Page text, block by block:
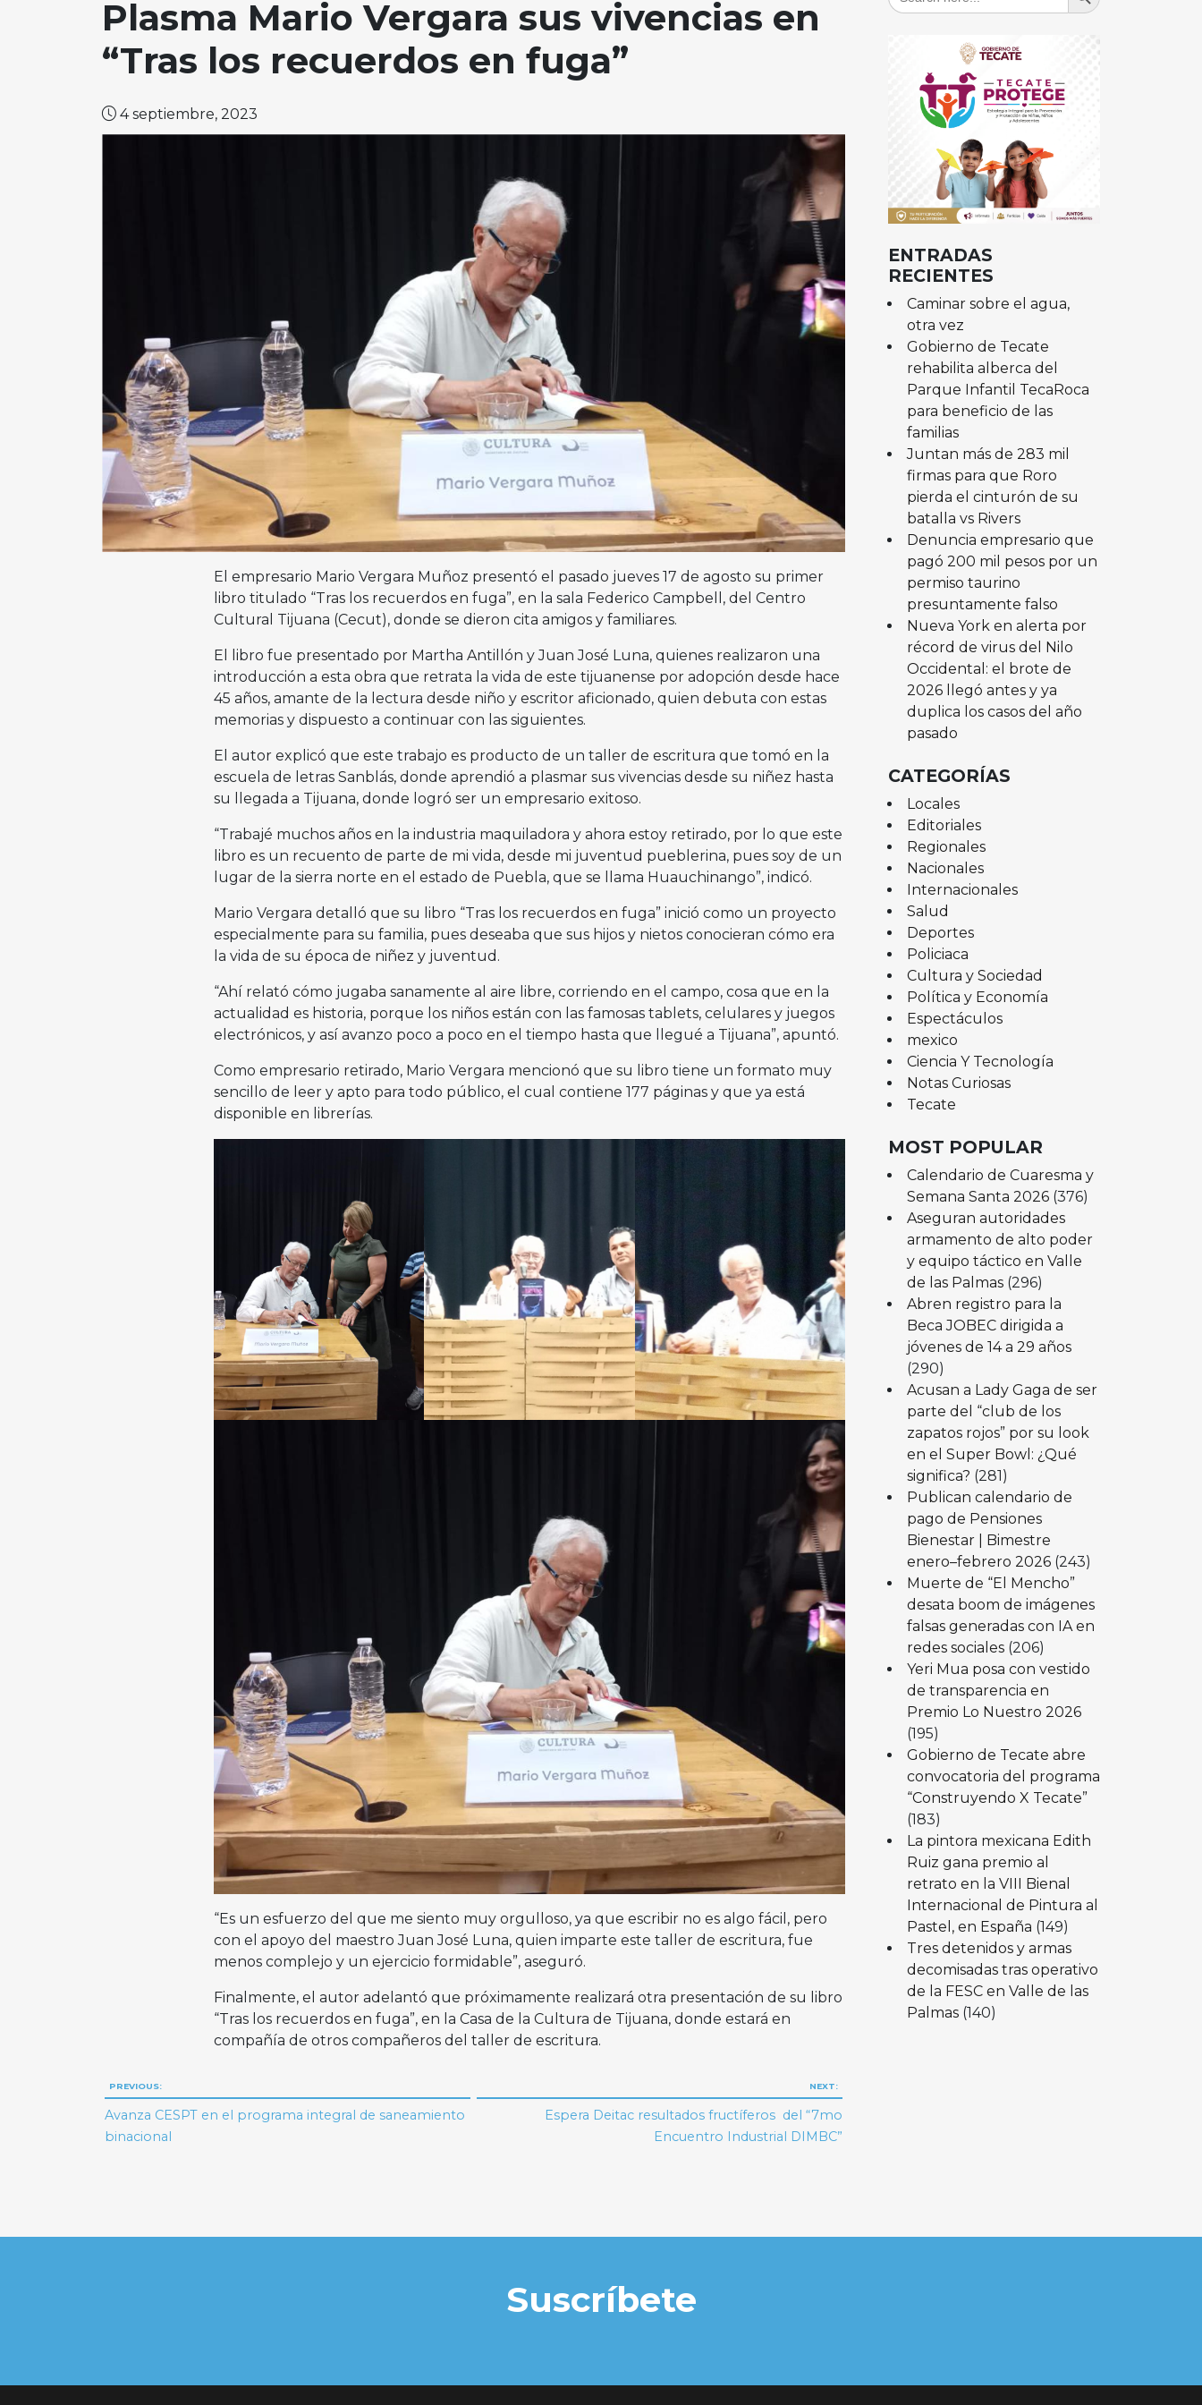
Plasma Mario Vergara sus vivencias en
“Tras los recuerdos en fuga”
4 septiembre, 2023
El empresario Mario Vergara Muñoz presentó el pasado jueves 17 de agosto su primer
libro titulado “Tras los recuerdos en fuga”, en la sala Federico Campbell, del Centro
Cultural Tijuana (Cecut), donde se dieron cita amigos y familiares.
El libro fue presentado por Martha Antillón y Juan José Luna, quienes realizaron una
introducción a esta obra que retrata la vida de este tijuanense por adopción desde hace
45 años, amante de la lectura desde niño y escritor aficionado, quien debuta con estas
memorias y dispuesto a continuar con las siguientes.
El autor explicó que este trabajo es producto de un taller de escritura que tomó en la
escuela de letras Sanblás, donde aprendió a plasmar sus vivencias desde su niñez hasta
su llegada a Tijuana, donde logró ser un empresario exitoso.
“Trabajé muchos años en la industria maquiladora y ahora estoy retirado, por lo que este
libro es un recuento de parte de mi vida, desde mi juventud pueblerina, pues soy de un
lugar de la sierra norte en el estado de Puebla, que se llama Huauchinango”, indicó.
Mario Vergara detalló que su libro “Tras los recuerdos en fuga” inició como un proyecto
especialmente para su familia, pues deseaba que sus hijos y nietos conocieran cómo era
la vida de su época de niñez y juventud.
“Ahí relató cómo jugaba sanamente al aire libre, corriendo en el campo, cosa que en la
actualidad es historia, porque los niños están con las famosas tablets, celulares y juegos
electrónicos, y así avanzo poco a poco en el tiempo hasta que llegué a Tijuana”, apuntó.
Como empresario retirado, Mario Vergara mencionó que su libro tiene un formato muy
sencillo de leer y apto para todo público, el cual contiene 177 páginas y que ya está
disponible en librerías.
“Es un esfuerzo del que me siento muy orgulloso, ya que escribir no es algo fácil, pero
con el apoyo del maestro Juan José Luna, quien imparte este taller de escritura, fue
menos complejo y un ejercicio formidable”, aseguró.
Finalmente, el autor adelantó que próximamente realizará otra presentación de su libro
“Tras los recuerdos en fuga”, en la Casa de la Cultura de Tijuana, donde estará en
compañía de otros compañeros del taller de escritura.
Navegación
de
PREVIOUS:
Avanza CESPT en el programa integral de saneamiento
binacional
NEXT:
Espera Deitac resultados fructíferos del “7mo
Encuentro Industrial DIMBC”
ENTRADAS
RECIENTES
Caminar sobre el agua,
otra vez
Gobierno de Tecate
rehabilita alberca del
Parque Infantil TecaRoca
para beneficio de las
familias
Juntan más de 283 mil
firmas para que Roro
pierda el cinturón de su
batalla vs Rivers
Denuncia empresario que
pagó 200 mil pesos por un
permiso taurino
presuntamente falso
Nueva York en alerta por
récord de virus del Nilo
Occidental: el brote de
2026 llegó antes y ya
duplica los casos del año
pasado
CATEGORÍAS
Locales
Editoriales
Regionales
Nacionales
Internacionales
Salud
Deportes
Policiaca
Cultura y Sociedad
Política y Economía
Espectáculos
mexico
Ciencia Y Tecnología
Notas Curiosas
Tecate
MOST POPULAR
Calendario de Cuaresma y
Semana Santa 2026 (376)
Aseguran autoridades
armamento de alto poder
y equipo táctico en Valle
de las Palmas (296)
Abren registro para la
Beca JOBEC dirigida a
jóvenes de 14 a 29 años
(290)
Acusan a Lady Gaga de ser
parte del “club de los
zapatos rojos” por su look
en el Super Bowl: ¿Qué
significa? (281)
Publican calendario de
pago de Pensiones
Bienestar | Bimestre
enero–febrero 2026 (243)
Muerte de “El Mencho”
desata boom de imágenes
falsas generadas con IA en
redes sociales (206)
Yeri Mua posa con vestido
de transparencia en
Premio Lo Nuestro 2026
(195)
Gobierno de Tecate abre
convocatoria del programa
“Construyendo X Tecate”
(183)
La pintora mexicana Edith
Ruiz gana premio al
retrato en la VIII Bienal
Internacional de Pintura al
Pastel, en España (149)
Tres detenidos y armas
decomisadas tras operativo
de la FESC en Valle de las
Palmas (140)
Suscríbete